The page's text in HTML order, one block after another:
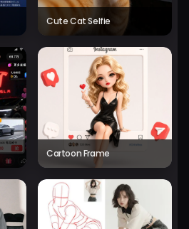
Cute Cat Selfie
Cartoon Frame